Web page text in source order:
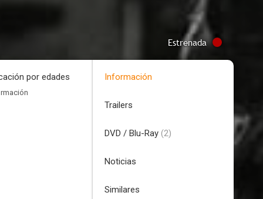
Estrenada
por edades Información
Trailers
DVD / Blu-Ray (2)
Noticias
Similares